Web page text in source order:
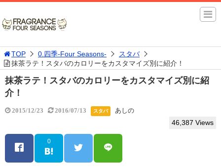
TOP 0.四季-Four Seasons-
スタバ
抹茶ラテ！スタバのカロリーをカスタマイズ別に紹介！
抹茶ラテ！スタバのカロリーをカスタマイズ別に紹
介！
2015/12/23 2016/07/13 スタバ あしの
46,387 Views
0